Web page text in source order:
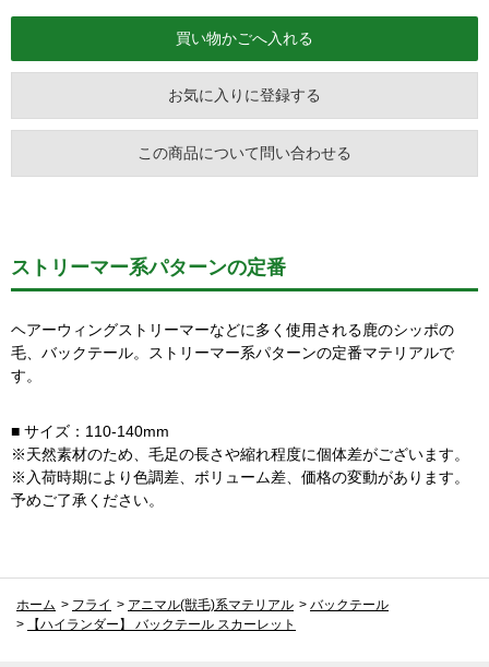
お気に入りに登録する
この商品について問い合わせる
ストリーマー系パターンの定番
ヘアーウィングストリーマーなどに多く使用される鹿のシッポの
毛、バックテール。ストリーマー系パターンの定番マテリアルで
す。
■ サイズ：110-140mm
※天然素材のため、毛足の長さや縮れ程度に個体差がございます。
※入荷時期により色調差、ボリューム差、価格の変動があります。
予めご了承ください。
ホーム > フライ > アニマル(獣毛)系マテリアル > バックテール
>
【ハイランダー】 バックテール スカーレット